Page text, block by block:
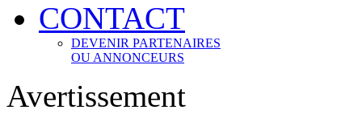
CONTACT
DEVENIR PARTENAIRES
OU ANNONCEURS
Avertissement